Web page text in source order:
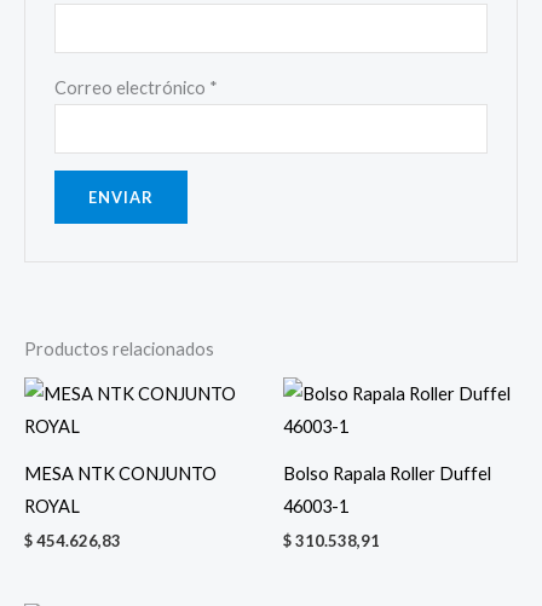
Correo electrónico *
Productos relacionados
MESA NTK CONJUNTO
ROYAL
$454.626,83
Bolso Rapala Roller Duffel
46003-1
$310.538,91